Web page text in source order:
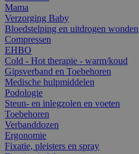
Mama
Verzorging Baby
Bloedstelping en uitdrogen wonden
Compressen
EHBO
Cold - Hot therapie - warm/koud
Gipsverband en Toebehoren
Medische hulpmiddelen
Podologie
Steun- en inlegzolen en voeten
Toebehoren
Verbanddozen
Ergonomie
Fixatie, pleisters en spray